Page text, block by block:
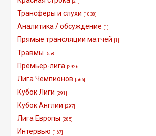
Трансферы и слухи [1038]
Аналитика / обсуждение [1]
Прямые трансляции матчей [1]
Травмы [558]
Премьер-лига [2926]
Лига Чемпионов [566]
Кубок Лиги [291]
Кубок Англии [297]
Лига Европы [285]
Интервью [167]